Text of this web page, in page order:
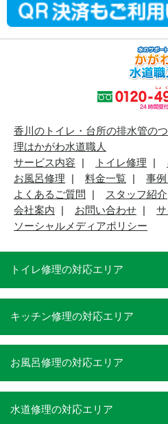
香川のトイレ・台所の排水管の
理はかがわ水道職人
サービス内容
トイレ修理
お風呂修理
料金一覧
事
よくあるご質問
スタッフ紹介
会社案内
お問い合わせ
ソーシャルメディアポリシー
トイレ修理の対応エリア
キッチン修理の対応エリア
お風呂修理の対応エリア
水道修理の対応エリア